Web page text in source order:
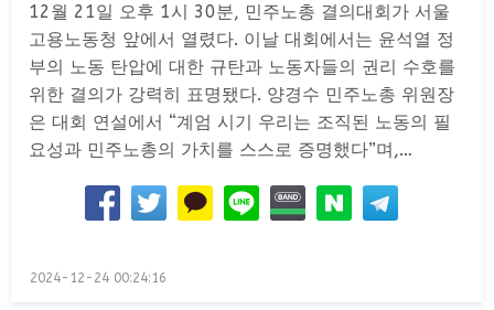
12월 21일 오후 1시 30분, 민주노총 결의대회가 서울
고용노동청 앞에서 열렸다. 이날 대회에서는 윤석열 정
부의 노동 탄압에 대한 규탄과 노동자들의 권리 수호를
위한 결의가 강력히 표명됐다. 양경수 민주노총 위원장
은 대회 연설에서 “계엄 시기 우리는 조직된 노동의 필
요성과 민주노총의 가치를 스스로 증명했다”며,…
Posted
2024-12-24 00:24:16